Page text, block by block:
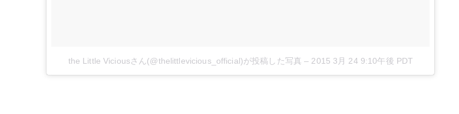
the Little Viciousさん(@thelittlevicious_official)が投稿した写真 – 2015 3月 24 9:10午後 PDT